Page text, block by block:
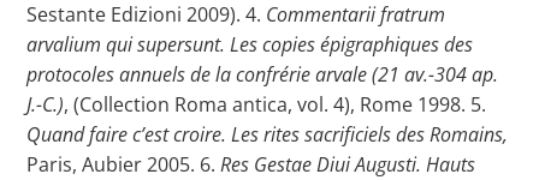
Sestante Edizioni 2009). 4. Commentarii fratrum
arvalium qui supersunt. Les copies épigraphiques des
protocoles annuels de la confrérie arvale (21 av.-304 ap.
J.-C.), (Collection Roma antica, vol. 4), Rome 1998. 5.
Quand faire c’est croire. Les rites sacrificiels des Romains,
Paris, Aubier 2005. 6.Res Gestae Diui Augusti. Hauts